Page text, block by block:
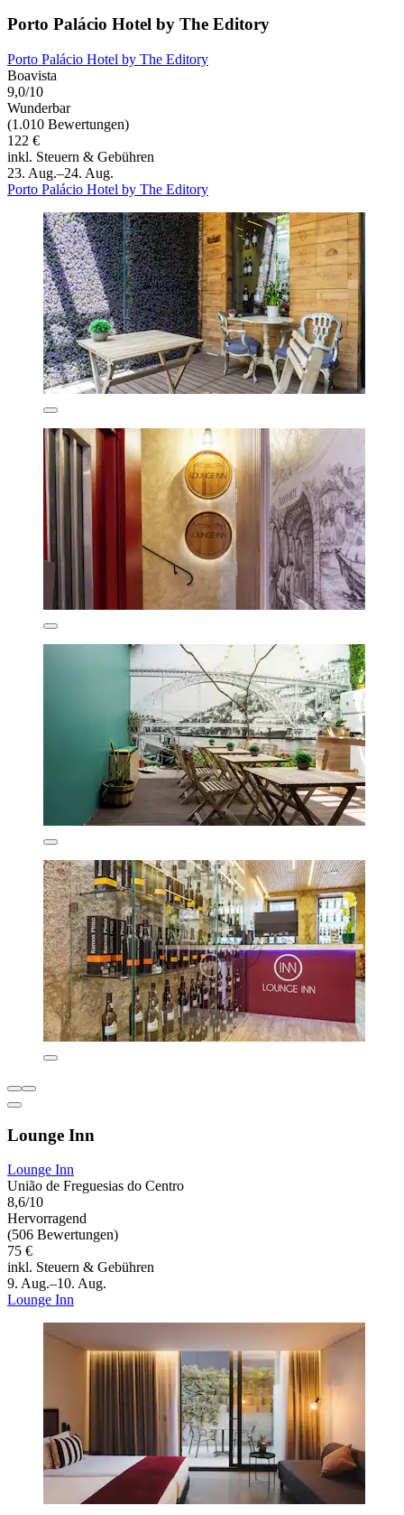
Porto Palácio Hotel by The Editory
Porto Palácio Hotel by The Editory
Boavista
9,0/10
Wunderbar
(1.010 Bewertungen)
122 €
inkl. Steuern & Gebühren
23. Aug.–24. Aug.
Porto Palácio Hotel by The Editory
Lounge Inn
Lounge Inn
União de Freguesias do Centro
8,6/10
Hervorragend
(506 Bewertungen)
75 €
inkl. Steuern & Gebühren
9. Aug.–10. Aug.
Lounge Inn